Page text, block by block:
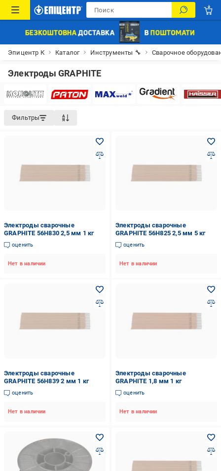
Эпицентр К Каталог Инструменты 🔧 Сварочное
Электроды GRAPHITE
Фильтры
Электроды сварочные
GRAPHITE 56H830 2,5 мм 1 кг
оценить
Нет в наличии
Электроды сварочные
GRAPHITE 56H825 2,5 мм 5 кг
оценить
Нет в наличии
Электроды сварочные
GRAPHITE 56H839 2 мм 1 кг
оценить
Нет в наличии
Электроды сварочные
GRAPHITE 1,8 мм 1 кг
оценить
Нет в наличии